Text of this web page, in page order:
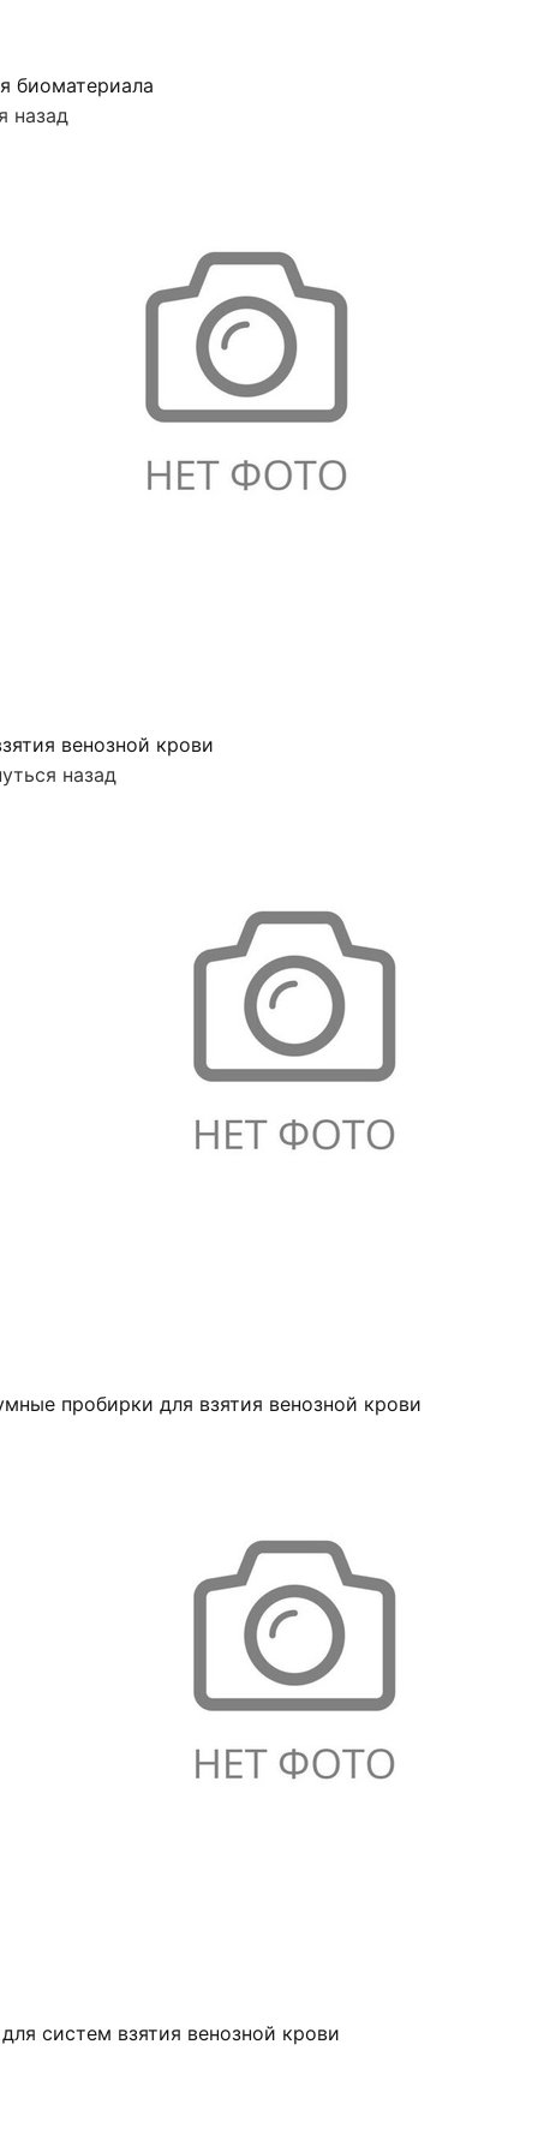
биоматериала
назад
венозной крови
назад
пробирки для взятия венозной крови
систем взятия венозной крови